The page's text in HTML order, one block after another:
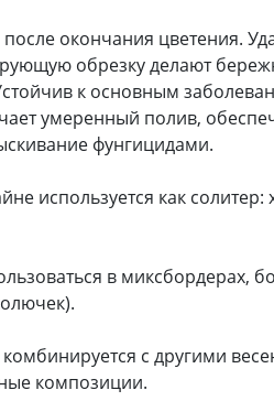
после окончания цветения.
обрезку делают
к основным
умеренный полив,
фунгицидами.
используется как
в миксбордерах,
с другими
композиции.